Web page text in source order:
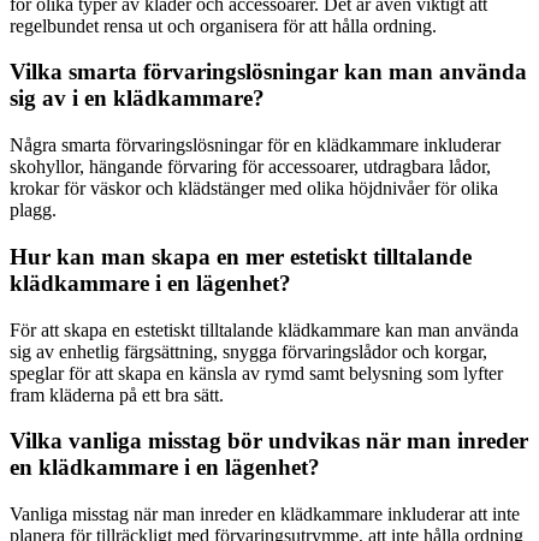
regelbundet rensa ut och organisera för att hålla ordning.
Vilka smarta förvaringslösningar kan man använda
sig av i en klädkammare?
Några smarta förvaringslösningar för en klädkammare inkluderar
skohyllor, hängande förvaring för accessoarer, utdragbara lådor,
krokar för väskor och klädstänger med olika höjdnivåer för olika
plagg.
Hur kan man skapa en mer estetiskt tilltalande
klädkammare i en lägenhet?
För att skapa en estetiskt tilltalande klädkammare kan man använda
sig av enhetlig färgsättning, snygga förvaringslådor och korgar,
speglar för att skapa en känsla av rymd samt belysning som lyfter
fram kläderna på ett bra sätt.
Vilka vanliga misstag bör undvikas när man inreder
en klädkammare i en lägenhet?
Vanliga misstag när man inreder en klädkammare inkluderar att inte
planera för tillräckligt med förvaringsutrymme, att inte hålla ordning